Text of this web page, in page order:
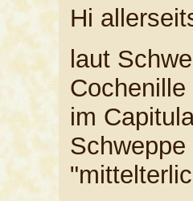
Hi
laut
im